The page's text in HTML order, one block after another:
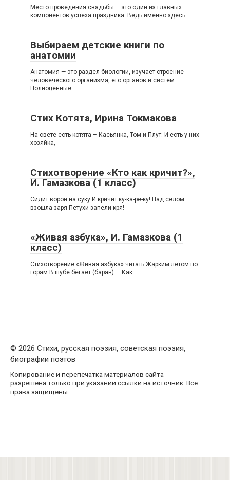
Место проведения свадьбы – это один из главных
компонентов успеха праздника. Ведь именно здесь
Выбираем детские книги по
анатомии
Анатомия — это раздел биологии, изучает строение
человеческого организма, его органов и систем.
Полноценные
Стих Котята, Ирина Токмакова
На свете есть котята – Касьянка, Том и Плут. И есть у них
хозяйка,
Стихотворение «Кто как кричит?»,
И. Гамазкова (1 класс)
Сидит ворон на суку И кричит ку-ка-ре-ку! Над селом
взошла заря Петухи запели кря!
«Живая азбука», И. Гамазкова (1
класс)
Стихотворение «Живая азбука» читать Жарким летом по
горам В шубе бегает (баран) — Как
© 2026 Стихи, русская поэзия, советская поэзия,
биографии поэтов
Копирование и перепечатка материалов сайта
разрешена только при указании ссылки на источник. Все
права защищены.